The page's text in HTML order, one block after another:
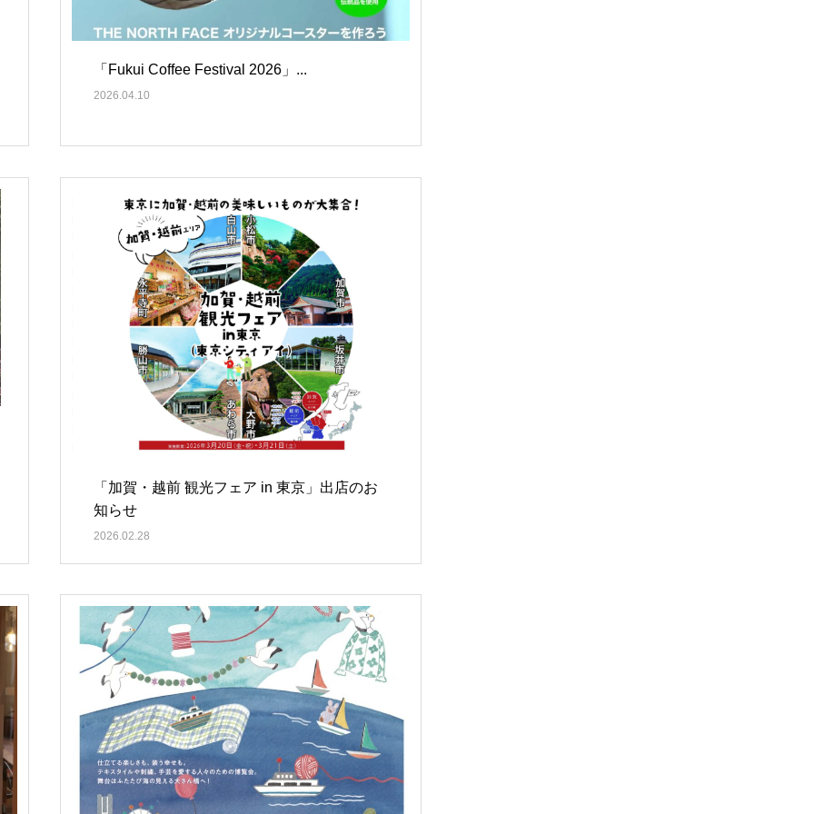
「Fukui Coffee Festival 2026」...
2026.04.10
「加賀・越前 観光フェア in 東京」出店のお
知らせ
2026.02.28